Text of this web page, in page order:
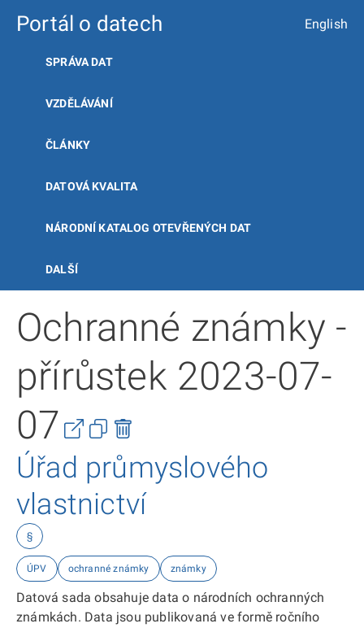
Portál o datech English
SPRÁVA DAT
VZDĚLÁVÁNÍ
ČLÁNKY
DATOVÁ KVALITA
NÁRODNÍ KATALOG OTEVŘENÝCH DAT
DALŠÍ
Ochranné známky -
přírůstek 2023-07-
07
Úřad průmyslového
vlastnictví
§
ÚPV ochranné známky známky
Datová sada obsahuje data o národních ochranných
známkách. Data jsou publikovaná ve formě ročního